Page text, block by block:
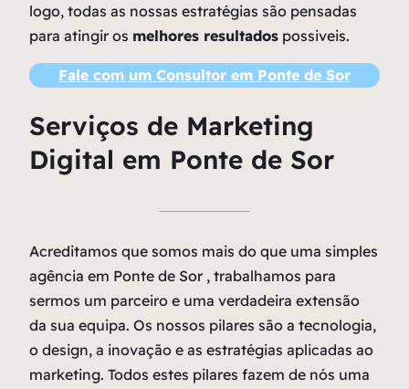
logo, todas as nossas estratégias são pensadas
para atingir os melhores resultados possiveis.
Fale com um Consultor em Ponte de Sor
Serviços de Marketing
Digital em Ponte de Sor
Acreditamos que somos mais do que uma simples
agência em Ponte de Sor , trabalhamos para
sermos um parceiro e uma verdadeira extensão
da sua equipa. Os nossos pilares são a tecnologia,
o design, a inovação e as estratégias aplicadas ao
marketing. Todos estes pilares fazem de nós uma